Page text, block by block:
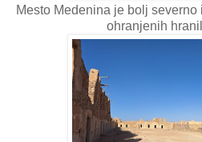
Mesto Medenina je bolj
ohranjenih